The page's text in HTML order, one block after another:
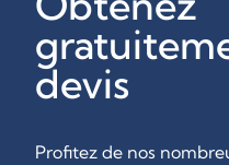
devis
Profitez de nos